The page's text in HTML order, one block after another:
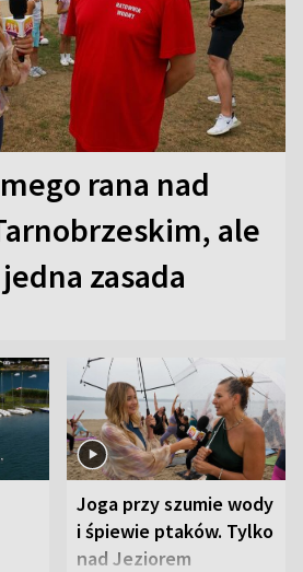
rana nad
ale
zasada
Joga przy szumie wody
i śpiewie ptaków. Tylko
nad Jeziorem